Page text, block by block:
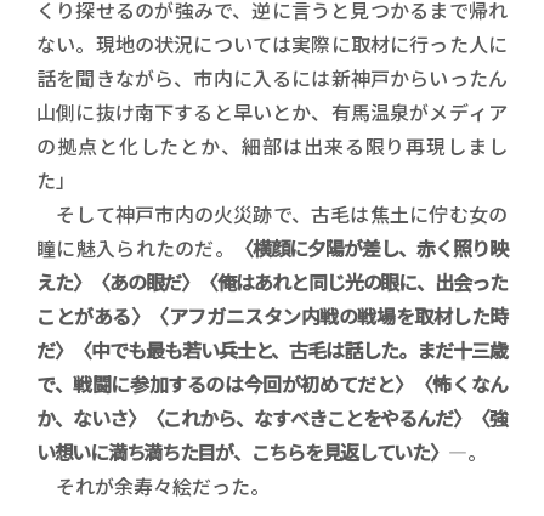
くり探せるのが強みで、逆に言うと見つかるまで帰れ
ない。現地の状況については実際に取材に行った人に
話を聞きながら、市内に入るには新神戸からいったん
山側に抜け南下すると早いとか、有馬温泉がメディア
の拠点と化したとか、細部は出来る限り再現しまし
た」
そして神戸市内の火災跡で、古毛は焦土に佇む女の
瞳に魅入られたのだ。
〈横顔に夕陽が差し、赤く照り映
えた〉〈あの眼だ〉〈俺はあれと同じ光の眼に、出会った
ことがある〉〈アフガニスタン内戦の戦場を取材した時
だ〉〈中でも最も若い兵士と、古毛は話した。まだ十三歳
で、戦闘に参加するのは今回が初めてだと〉〈怖くなん
か、ないさ〉〈これから、なすべきことをやるんだ〉〈強
い想いに満ち満ちた目が、こちらを見返していた〉 ―。
それが余寿々絵だった。